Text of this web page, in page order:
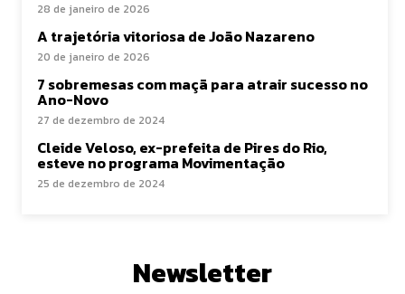
28 de janeiro de 2026
A trajetória vitoriosa de João Nazareno
20 de janeiro de 2026
7 sobremesas com maçã para atrair sucesso no
Ano-Novo
27 de dezembro de 2024
Cleide Veloso, ex-prefeita de Pires do Rio,
esteve no programa Movimentação
25 de dezembro de 2024
Newsletter